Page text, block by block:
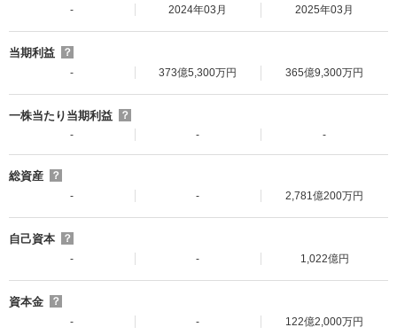
- 2024年03月 2025年03月
当期利益
？
-
373億5,300万円 365億9,300万円
一株当たり当期利益
？
-
- -
総資産
？
-
- 2,781億200万円
自己資本
？
-
- 1,022億円
資本金
？
-
- 122億2,000万円